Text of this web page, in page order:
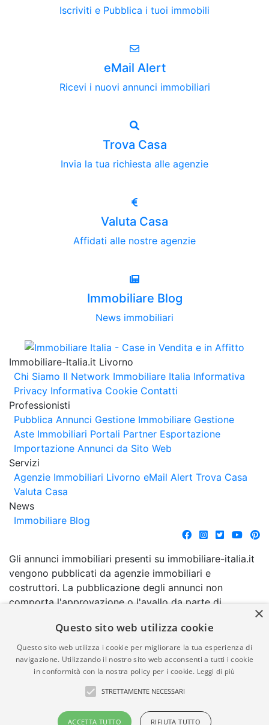
Iscriviti e Pubblica i tuoi immobili
eMail Alert
Ricevi i nuovi annunci immobiliari
Trova Casa
Invia la tua richiesta alle agenzie
Valuta Casa
Affidati alle nostre agenzie
Immobiliare Blog
News immobiliari
Immobiliare-Italia.it Livorno
Chi Siamo Il Network Immobiliare Italia Informativa
Privacy Informativa Cookie Contatti
Professionisti
Pubblica Annunci Gestione Immobiliare Gestione
Aste Immobiliari Portali Partner Esportazione
Importazione Annunci da Sito Web
Servizi
Agenzie Immobiliari Livorno eMail Alert Trova Casa
Valuta Casa
News
Immobiliare Blog
Gli annunci immobiliari presenti su immobiliare-italia.it
vengono pubblicati da agenzie immobiliari e
costruttori. La pubblicazione degli annunci non
comporta l'approvazione o l'avallo da parte di
garanzia da parte di quest'ultima. immobiliare-italia.it
quindi non è responsabile della veridicità, della
correttezza, della completezza, della normativa in
materia di privacy e/o di alcun altro aspetto dei
suddetti annunci.
© Copyright 2007 - 2026
Powered by
×
Questo sito web utilizza cookie
Questo sito web utilizza i cookie per migliorare la tua esperienza di
navigazione. Utilizzando il nostro sito web acconsenti a tutti i cookie
in conformità con la nostra policy per i cookie. Leggi di più
STRETTAMENTE NECESSARI
ACCETTA TUTTO RIFIUTA TUTTO